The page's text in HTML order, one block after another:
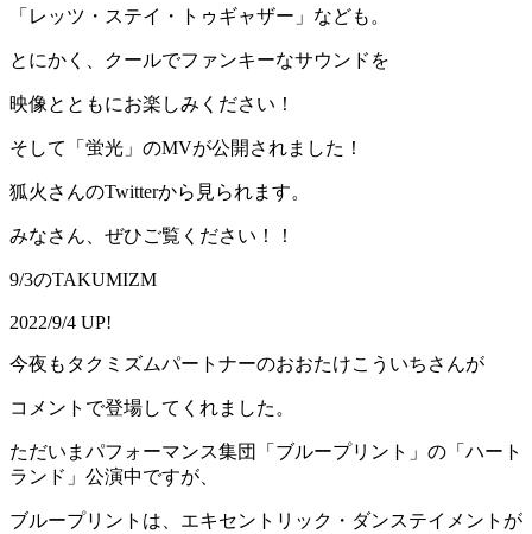
「レッツ・ステイ・トゥギャザー」なども。
とにかく、クールでファンキーなサウンドを
映像とともにお楽しみください！
そして「蛍光」のMVが公開されました！
狐火さんのTwitterから見られます。
みなさん、ぜひご覧ください！！
9/3のTAKUMIZM
2022/9/4 UP!
今夜もタクミズムパートナーのおおたけこういちさんが
コメントで登場してくれました。
ただいまパフォーマンス集団「ブループリント」の「ハート
ランド」公演中ですが、
ブループリントは、エキセントリック・ダンステイメントが